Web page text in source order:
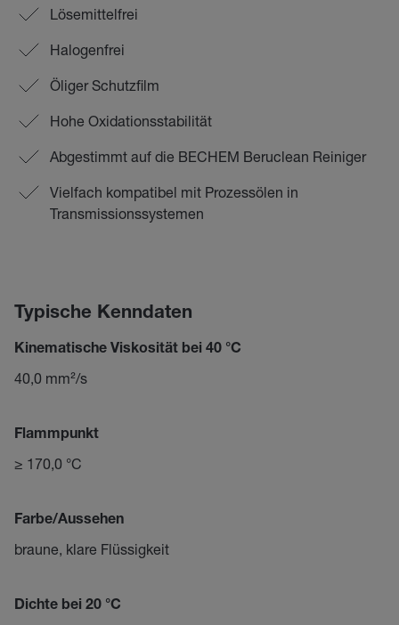
Lösemittelfrei
Halogenfrei
Öliger Schutzfilm
Hohe Oxidationsstabilität
Abgestimmt auf die BECHEM Beruclean Reiniger
Vielfach kompatibel mit Prozessölen in
Transmissionssystemen
Typische Kenndaten
Kinematische Viskosität bei 40 °C
40,0 mm²/s
Flammpunkt
≥ 170,0 °C
Farbe/Aussehen
braune, klare Flüssigkeit
Dichte bei 20 °C